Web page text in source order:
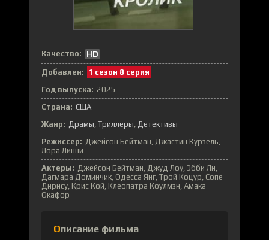
Качество:
HD
Добавлен: 1 сезон 8 серия
Год выпуска: 2025
Страна: США
Жанр: Драмы Триллеры Детективы
Режиссер: Джейсон Бейтман, Джастин Курзель,
Лора Линни
Актеры: Джейсон Бейтман, Джуд Лоу, Эбби Ли,
Дагмара Доминчик, Одесса Янг, Трой Коцур, Сопе
Дирису, Крис Кой, Клеопатра Коулмэн, Амака
Окафор
Описание фильма